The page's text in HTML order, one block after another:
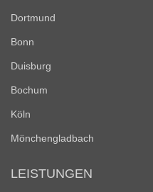
Dortmund
Bonn
Duisburg
Bochum
Köln
Mönchengladbach
LEISTUNGEN